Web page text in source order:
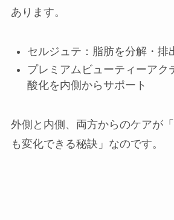
あります。
セルジュテ：脂肪を分解・排
プレミアムビューティーアク
酸化を内側からサポート
外側と内側、両方からのケアが
も変化できる秘訣」なのです。